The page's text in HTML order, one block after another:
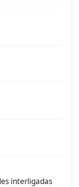
interligadas